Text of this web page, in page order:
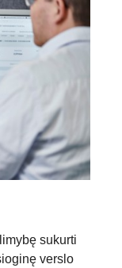
sukurti
verslo